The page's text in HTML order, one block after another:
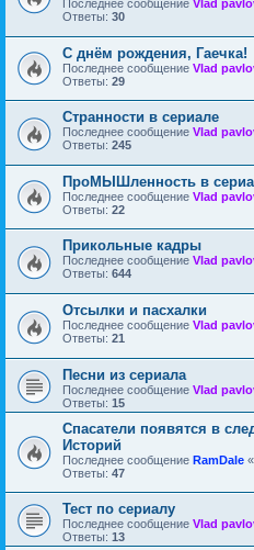
Последнее сообщение Vlad
Ответы: 30
С днём рождения, Гаечка!
Последнее сообщение Vlad
Ответы: 29
Странности в сериале
Последнее сообщение Vlad
Ответы: 245
ПроМЫШленность в
Последнее сообщение Vlad
Ответы: 22
Прикольные кадры
Последнее сообщение Vlad
Ответы: 644
Отсылки и пасхалки
Последнее сообщение Vlad
Ответы: 21
Песни из сериала
Последнее сообщение Vlad
Ответы: 15
Спасатели появятся в
Историй
Последнее сообщение RamDale «
Ответы: 47
Тест по сериалу
Последнее сообщение Vlad
Ответы: 13